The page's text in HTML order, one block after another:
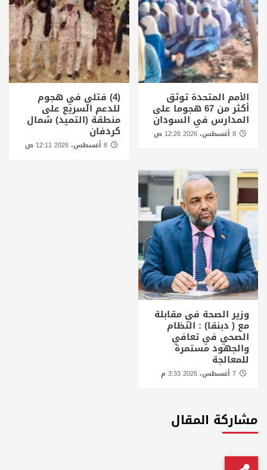
الأمم المتحدة توثق
أكثر من 67 هجوما على
المدارس في السودان
(4) فتلي في هجوم
للدعم السريع على
منطقة (التميد) شمال
كردفان
8 أغسطس، 2026 12:11 ص
وزير الصحة في مقابلة
مع ( دبنقا) : النظام
الصحي في تعافي
والجهود مستمرة
للمعالجة
مشاركة المقال